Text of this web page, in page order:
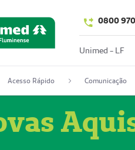
0800
Unimed - LF
Acesso Rápido Comunicação